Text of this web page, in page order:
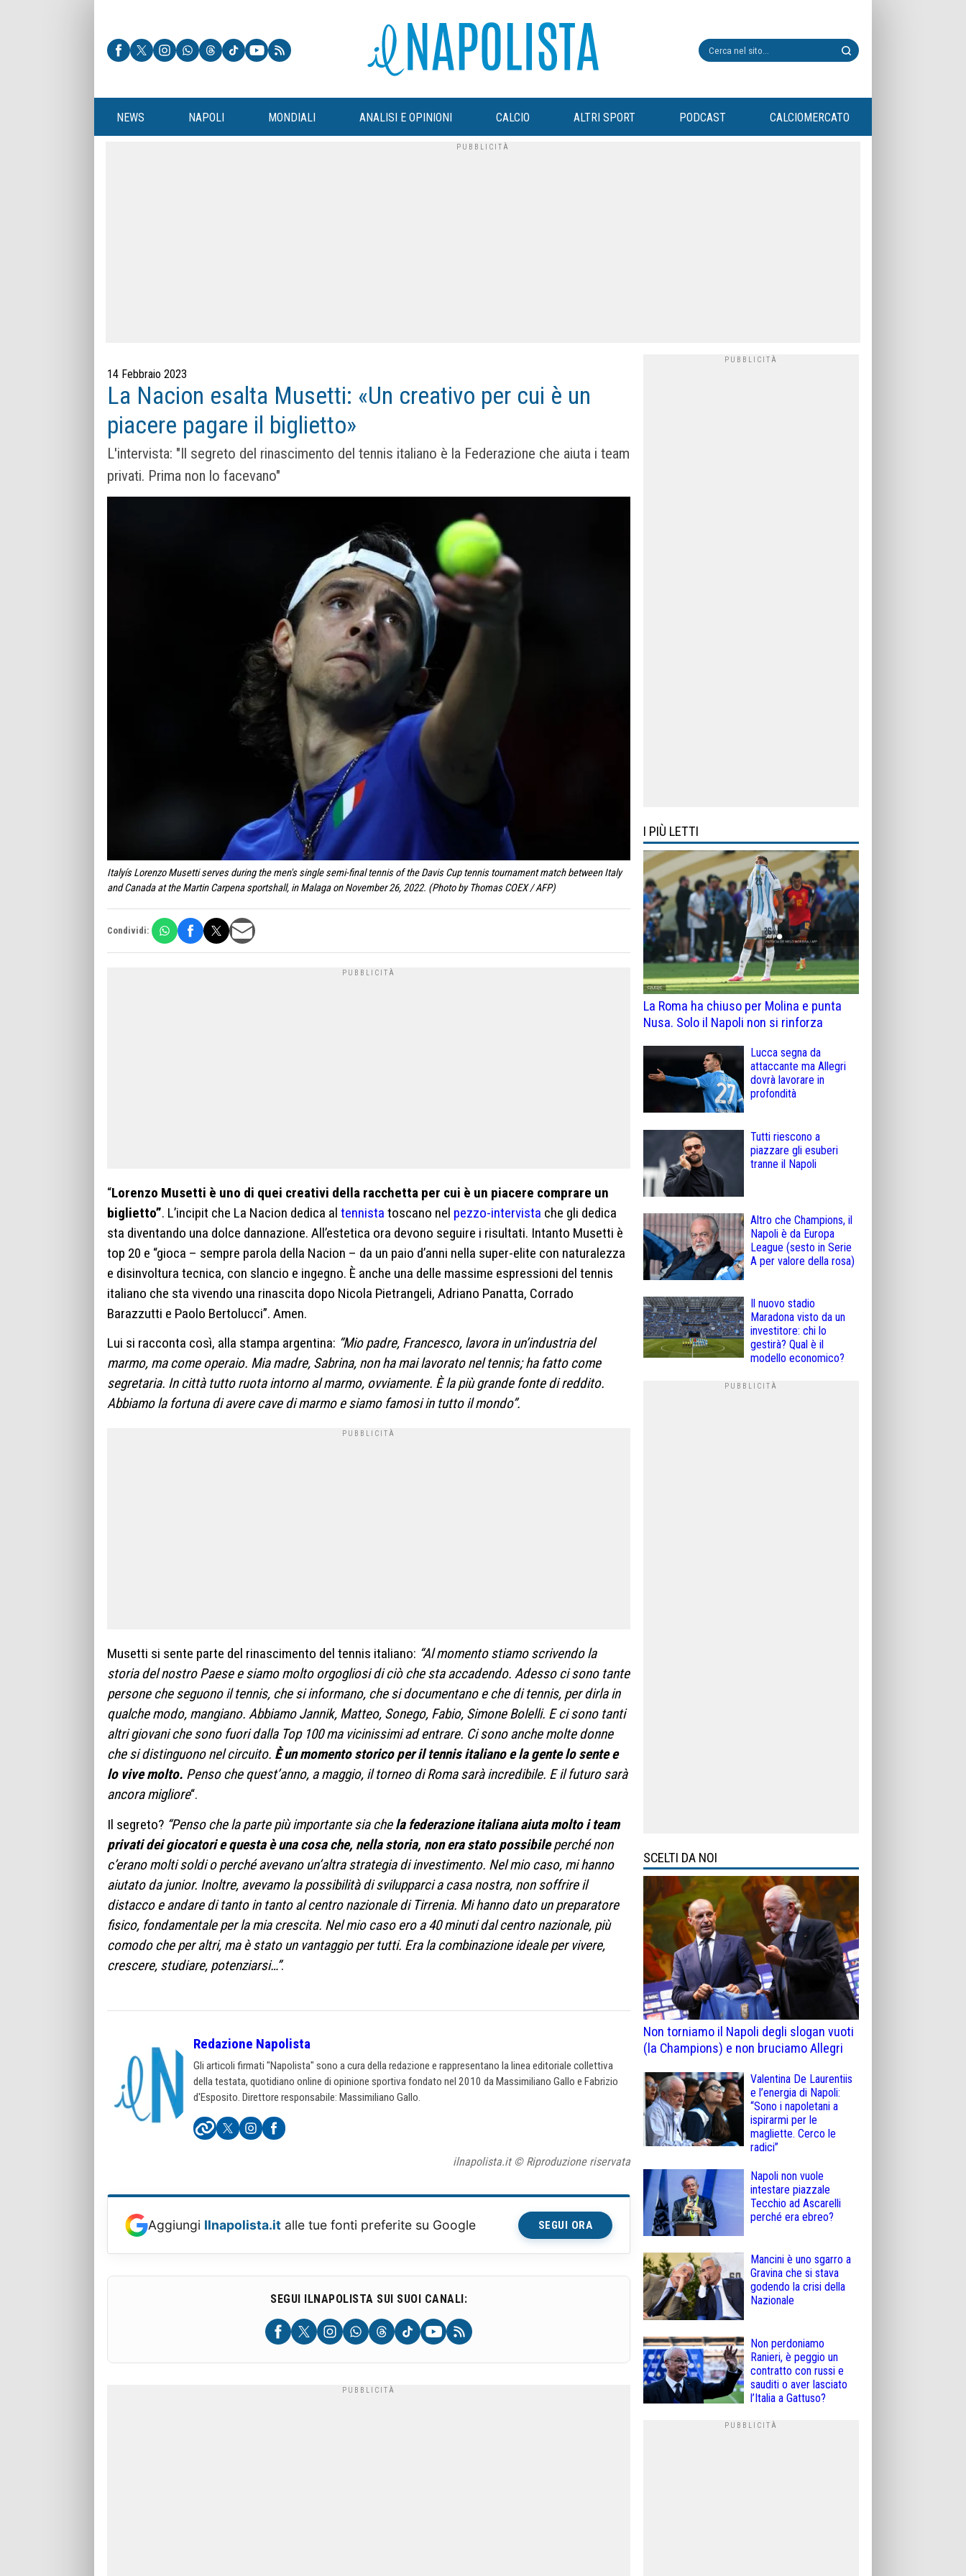
NEWS NAPOLI MONDIALI ANALISI E OPINIONI CALCIO ALTRI SPORT PODCAST CALCIOMERCATO
14 Febbraio 2023
La Nacion esalta Musetti: «Un creativo per cui è un
piacere pagare il biglietto»
L'intervista: "Il segreto del rinascimento del tennis italiano è la Federazione che aiuta i team
privati. Prima non lo facevano"
Italyís Lorenzo Musetti serves during the men's single semi-final tennis of the Davis Cup tennis tournament match between Italy
and Canada at the Martin Carpena sportshall, in Malaga on November 26, 2022. (Photo by Thomas COEX / AFP)
Condividi:
“Lorenzo Musetti è uno di quei creativi della racchetta per cui è un piacere comprare un
biglietto”. L’incipit che La Nacion dedica al tennista toscano nel pezzo-intervista che gli dedica
sta diventando una dolce dannazione. All’estetica ora devono seguire i risultati. Intanto Musetti è
top 20 e “gioca – sempre parola della Nacion – da un paio d’anni nella super-elite con naturalezza
e disinvoltura tecnica, con slancio e ingegno. È anche una delle massime espressioni del tennis
italiano che sta vivendo una rinascita dopo Nicola Pietrangeli, Adriano Panatta, Corrado
Barazzutti e Paolo Bertolucci”. Amen.
Lui si racconta così, alla stampa argentina: “Mio padre, Francesco, lavora in un’industria del
marmo, ma come operaio. Mia madre, Sabrina, non ha mai lavorato nel tennis; ha fatto come
segretaria. In città tutto ruota intorno al marmo, ovviamente. È la più grande fonte di reddito.
Abbiamo la fortuna di avere cave di marmo e siamo famosi in tutto il mondo”.
Musetti si sente parte del rinascimento del tennis italiano: “Al momento stiamo scrivendo la
storia del nostro Paese e siamo molto orgogliosi di ciò che sta accadendo. Adesso ci sono tante
persone che seguono il tennis, che si informano, che si documentano e che di tennis, per dirla in
qualche modo, mangiano. Abbiamo Jannik, Matteo, Sonego, Fabio, Simone Bolelli. E ci sono tanti
altri giovani che sono fuori dalla Top 100 ma vicinissimi ad entrare. Ci sono anche molte donne
che si distinguono nel circuito. È un momento storico per il tennis italiano e la gente lo sente e
lo vive molto. Penso che quest’anno, a maggio, il torneo di Roma sarà incredibile. E il futuro sarà
ancora migliore“.
Il segreto? “Penso che la parte più importante sia chela federazione italiana aiuta molto i team
privati dei giocatori e questa è una cosa che, nella storia, non era stato possibileperché non
c’erano molti soldi o perché avevano un’altra strategia di investimento. Nel mio caso, mi hanno
aiutato da junior. Inoltre, avevamo la possibilità di svilupparci a casa nostra, non soffrire il
distacco e andare di tanto in tanto al centro nazionale di Tirrenia. Mi hanno dato un preparatore
fisico, fondamentale per la mia crescita. Nel mio caso ero a 40 minuti dal centro nazionale, più
comodo che per altri, ma è stato un vantaggio per tutti. Era la combinazione ideale per vivere,
crescere, studiare, potenziarsi…”.
Redazione Napolista
Gli articoli firmati "Napolista" sono a cura della redazione e rappresentano la linea editoriale collettiva
della testata, quotidiano online di opinione sportiva fondato nel 2010 da Massimiliano Gallo e Fabrizio
d'Esposito. Direttore responsabile: Massimiliano Gallo.
ilnapolista.it © Riproduzione riservata
Aggiungi Ilnapolista.it alle tue fonti preferite su Google SEGUI ORA
SEGUI ILNAPOLISTA SUI SUOI CANALI:
I PIÙ LETTI
La Roma ha chiuso per Molina e punta
Nusa. Solo il Napoli non si rinforza
Lucca segna da
attaccante ma Allegri
dovrà lavorare in
profondità
Tutti riescono a
piazzare gli esuberi
tranne il Napoli
Altro che Champions, il
Napoli è da Europa
League (sesto in Serie
A per valore della rosa)
Il nuovo stadio
Maradona visto da un
investitore: chi lo
gestirà? Qual è il
modello economico?
SCELTI DA NOI
Non torniamo il Napoli degli slogan vuoti
(la Champions) e non bruciamo Allegri
Valentina De Laurentiis
e l’energia di Napoli:
“Sono i napoletani a
ispirarmi per le
magliette. Cerco le
radici”
Napoli non vuole
intestare piazzale
Tecchio ad Ascarelli
perché era ebreo?
Mancini è uno sgarro a
Gravina che si stava
godendo la crisi della
Nazionale
Non perdoniamo
Ranieri, è peggio un
contratto con russi e
sauditi o aver lasciato
l’Italia a Gattuso?